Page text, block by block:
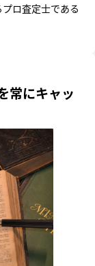
ロ査定士である
常にキャッ